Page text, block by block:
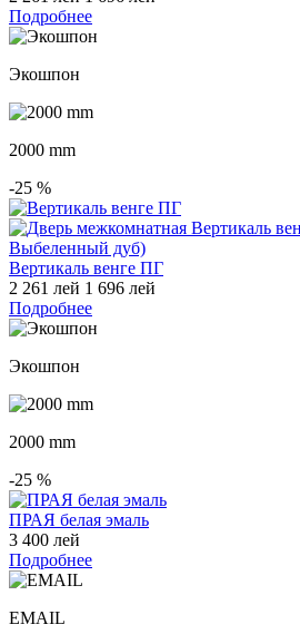
Подробнее
Экошпон
2000 mm
-25 %
Вертикаль венге ПГ
2 261 лей 1 696 лей
Подробнее
Экошпон
2000 mm
-25 %
ПРАЯ белая эмаль
3 400 лей
Подробнее
EMAIL